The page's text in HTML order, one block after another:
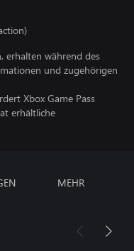
erhalten während des
und zugehörigen
Xbox Game Pass
erhältliche
MEHR